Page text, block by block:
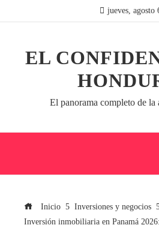
jueves, agosto
EL
El panorama completo de la
Inicio
Inversiones y negocios
Inversión inmobiliaria en Panamá